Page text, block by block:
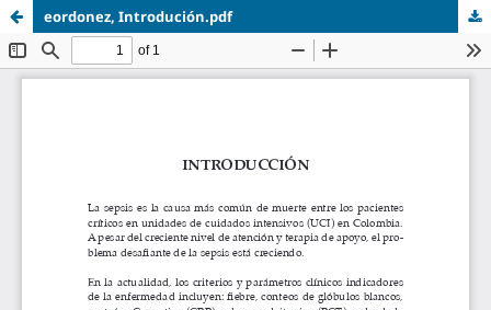
eordonez, Introdución.pdf